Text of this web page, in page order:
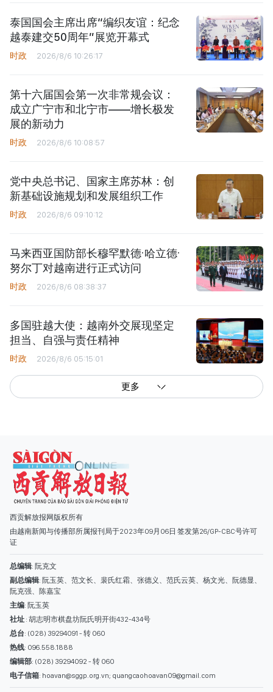
泰国国会主席出席“编织友谊：纪念
越泰建交50周年”展览开幕式
时政 2026/8/6 10:26:17
第十六届国会第一次非常规会议：
成立广宁市和北宁市——增长极发
展的新动力
时政 2026/8/6 10:08:57
党中央总书记、国家主席苏林：创
新基础设施规划和发展组织工作
时政 2026/8/6 09:10:12
马来西亚国防部长穆罕默德·哈立德·
努尔丁对越南进行正式访问
时政 2026/8/6 08:38:37
多国驻越大使：越南外交展现坚定
担当、自强与责任精神
时政 2026/8/6 05:15:01
更多
西贡解放报网版权所有
由越南新闻与传播部所属报刊局于2023年09月06日 签发第26/GP-CBC号许可
证